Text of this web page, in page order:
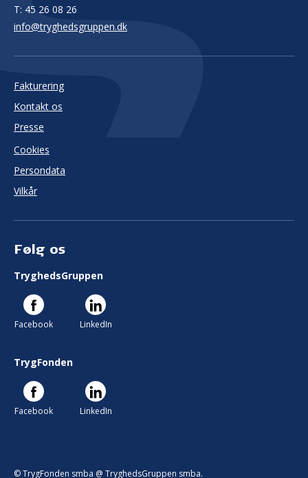
T: 45 26 08 26
info@tryghedsgruppen.dk
Fakturering
Kontakt os
Presse
Cookies
Persondata
Vilkår
Følg os
TryghedsGruppen
Facebook LinkedIn
TrygFonden
Facebook LinkedIn
© TrygFonden smba @ TryghedsGruppen smba.